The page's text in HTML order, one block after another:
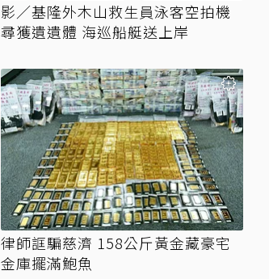
影／基隆外木山救生員泳客空拍機
尋獲遺遺體 海巡船艇送上岸
律師誆騙慈濟 158公斤黃金藏豪宅
金庫擺滿鮑魚